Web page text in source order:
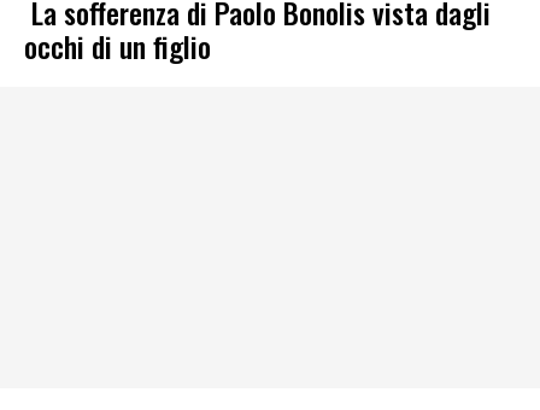
La sofferenza di Paolo Bonolis vista dagli
occhi di un figlio